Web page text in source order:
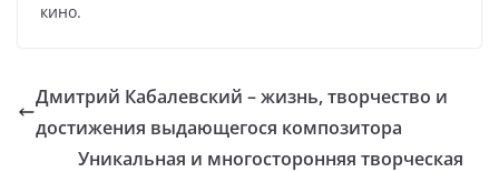
кино.
Дмитрий Кабалевский – жизнь, творчество и
достижения выдающегося композитора
Уникальная и многосторонняя творческая